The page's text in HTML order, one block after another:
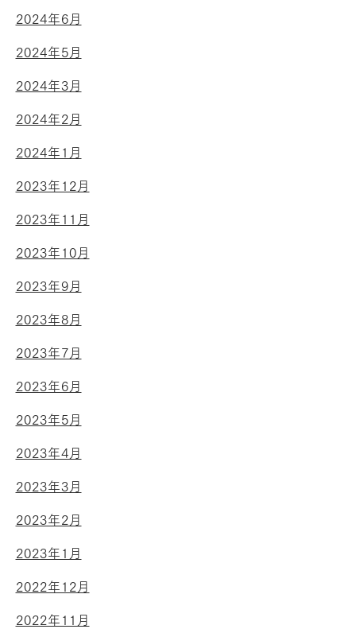
2024年6月
2024年5月
2024年3月
2024年2月
2024年1月
2023年12月
2023年11月
2023年10月
2023年9月
2023年8月
2023年7月
2023年6月
2023年5月
2023年4月
2023年3月
2023年2月
2023年1月
2022年12月
2022年11月